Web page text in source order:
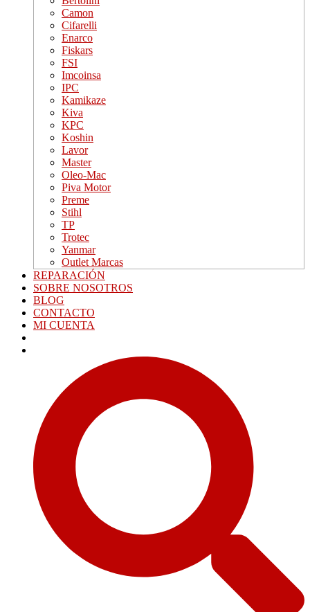
Camon
Cifarelli
Enarco
Fiskars
FSI
Imcoinsa
IPC
Kamikaze
Kiva
KPC
Koshin
Lavor
Master
Oleo-Mac
Piva Motor
Preme
Stihl
TP
Trotec
Yanmar
Outlet Marcas
REPARACIÓN
SOBRE NOSOTROS
BLOG
CONTACTO
MI CUENTA